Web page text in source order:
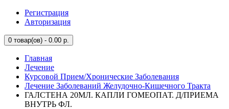
Регистрация
Авторизация
0 товар(ов) - 0.00 р.
Главная
Лечение
Курсовой Прием/Хронические Заболевания
Лечение Заболеваний Желудочно-Кишечного Тракта
ГАЛСТЕНА 20МЛ. КАПЛИ ГОМЕОПАТ. Д/ПРИЕМА
ВНУТРЬ ФЛ.